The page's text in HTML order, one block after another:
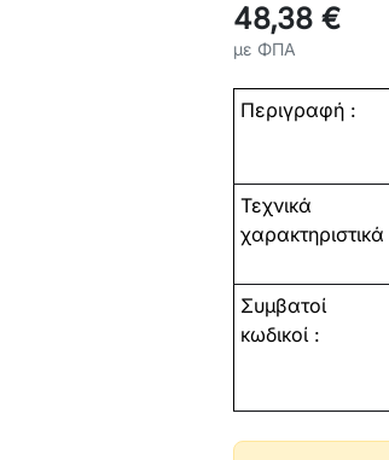
48,38 €
με ΦΠΑ
Περιγραφή :
Τεχνικά
χαρακτηριστικά
Συμβατοί
κωδικοί: